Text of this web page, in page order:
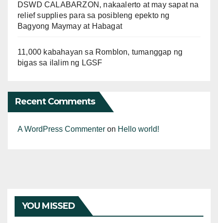
DSWD CALABARZON, nakaalerto at may sapat na
relief supplies para sa posibleng epekto ng
Bagyong Maymay at Habagat
11,000 kabahayan sa Romblon, tumanggap ng
bigas sa ilalim ng LGSF
Recent Comments
A WordPress Commenter on Hello world!
YOU MISSED